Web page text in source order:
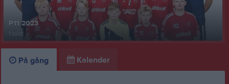
P11 2023
1 bild
På gång Kalender